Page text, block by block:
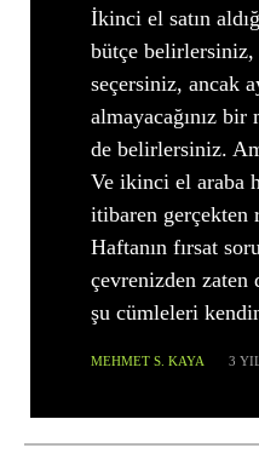
İkinci el satın
bütçe
seçersiniz, ancak
almayacağınız
de belirlersiniz.
Ve ikinci el araba
itibaren
Haftanın fırsat
çevrenizden zaten
şu cümleleri
MEHMET S. KAYA 3